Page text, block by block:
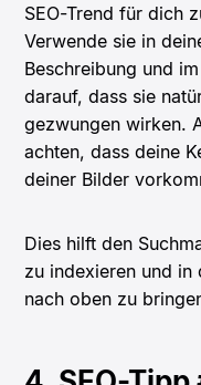
SEO-Trend für dich
Verwende sie in
Beschreibung und
darauf, dass sie
gezwungen wirken.
achten, dass deine
deiner Bilder
Dies hilft den
zu indexieren und in
nach oben zu